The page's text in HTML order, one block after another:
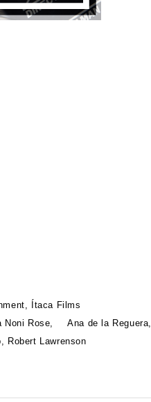
Ítaca Films
Noni Rose, Ana de la Reguera,
, Robert Lawrenson